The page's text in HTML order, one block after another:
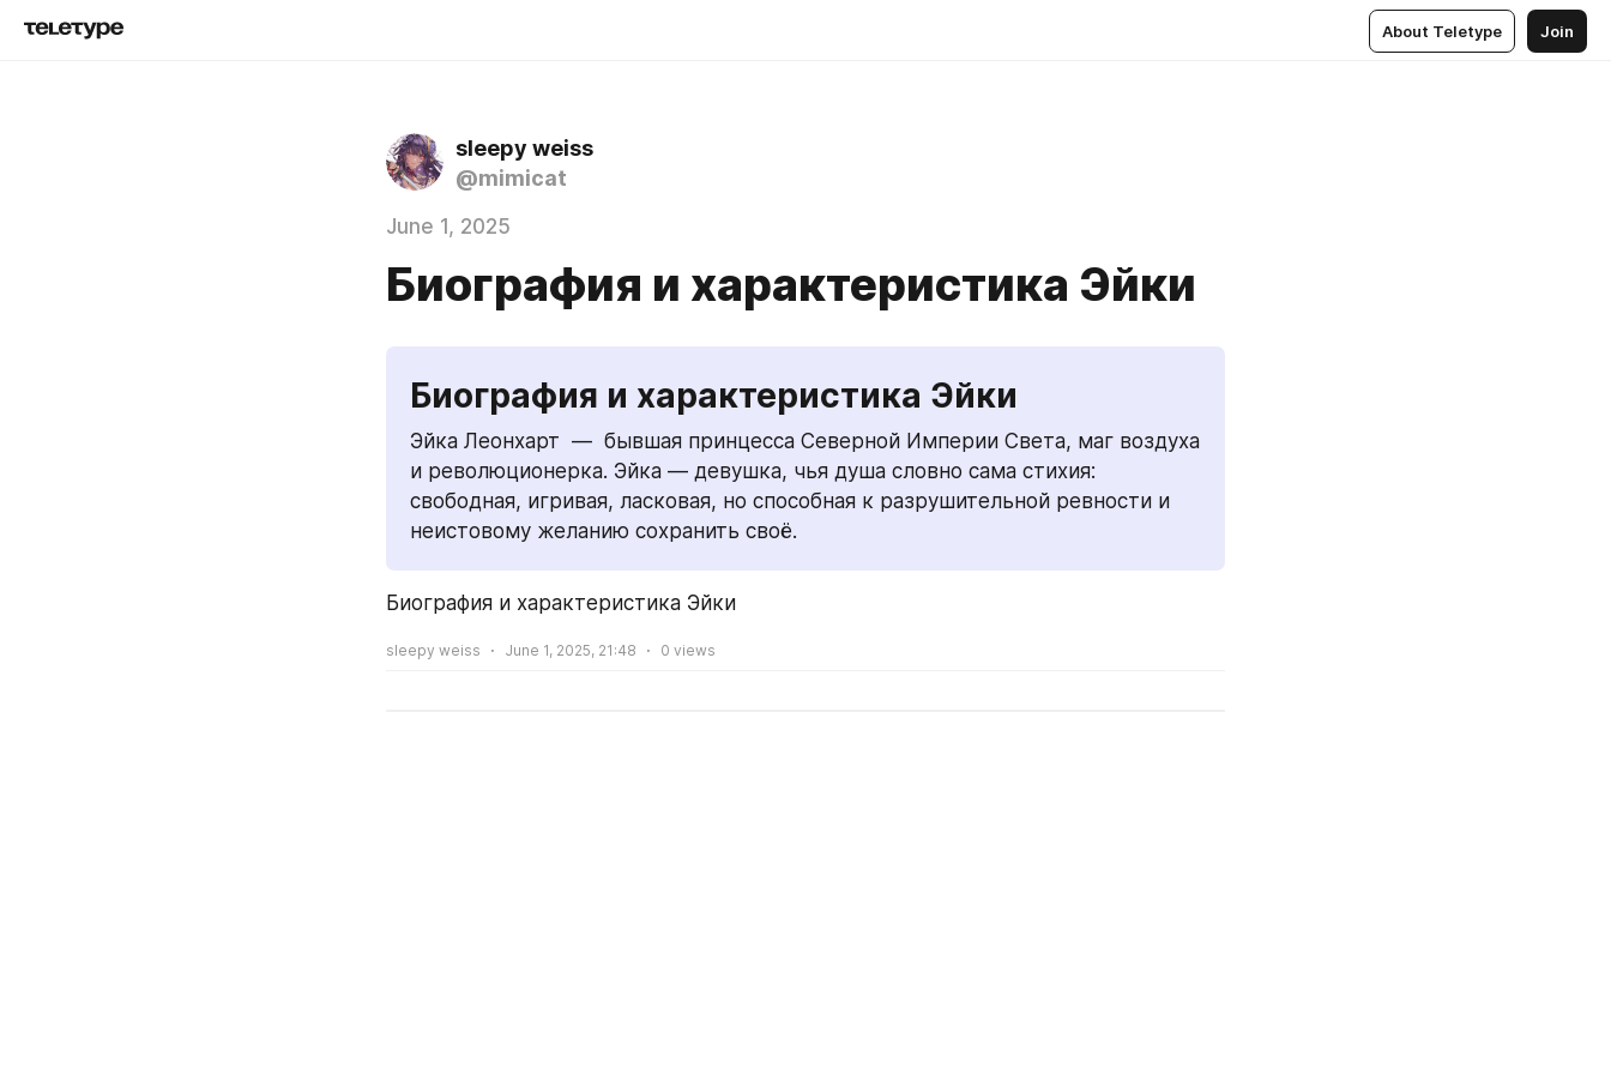
About Teletype Join
sleepy weiss
@mimicat
June 1, 2025
Биография и характеристика Эйки
Биография и характеристика Эйки
Эйка Леонхарт  —  бывшая принцесса Северной Империи Света, маг воздуха
и революционерка. Эйка — девушка, чья душа словно сама стихия:
свободная, игривая, ласковая, но способная к разрушительной ревности и
неистовому желанию сохранить своё.
Биография и характеристика Эйки
sleepy weiss June 1, 2025, 21:48 0 views